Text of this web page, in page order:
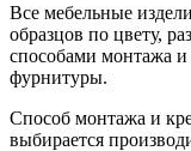
Все мебельные
образцов по цвету,
способами монтажа
фурнитуры.
Способ монтажа и
выбирается